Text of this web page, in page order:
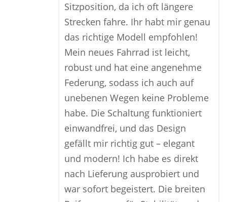
Sitzposition, da ich oft längere
Strecken fahre. Ihr habt mir genau
das richtige Modell empfohlen!
Mein neues Fahrrad ist leicht,
robust und hat eine angenehme
Federung, sodass ich auch auf
unebenen Wegen keine Probleme
habe. Die Schaltung funktioniert
einwandfrei, und das Design
gefällt mir richtig gut – elegant
und modern! Ich habe es direkt
nach Lieferung ausprobiert und
war sofort begeistert. Die breiten